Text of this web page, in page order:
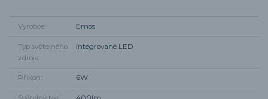
Výrobce Emos
Typ světelného
zdroje
integrované LED
Příkon 6W